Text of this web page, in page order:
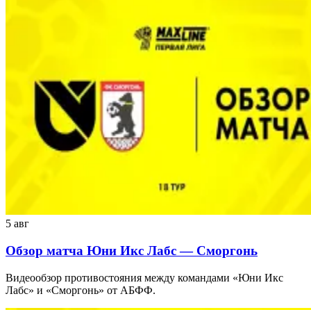
5 авг
Обзор матча Юни Икс Лабс — Сморгонь
Видеообзор противостояния между командами «Юни Икс
Лабс» и «Сморгонь» от АБФФ.